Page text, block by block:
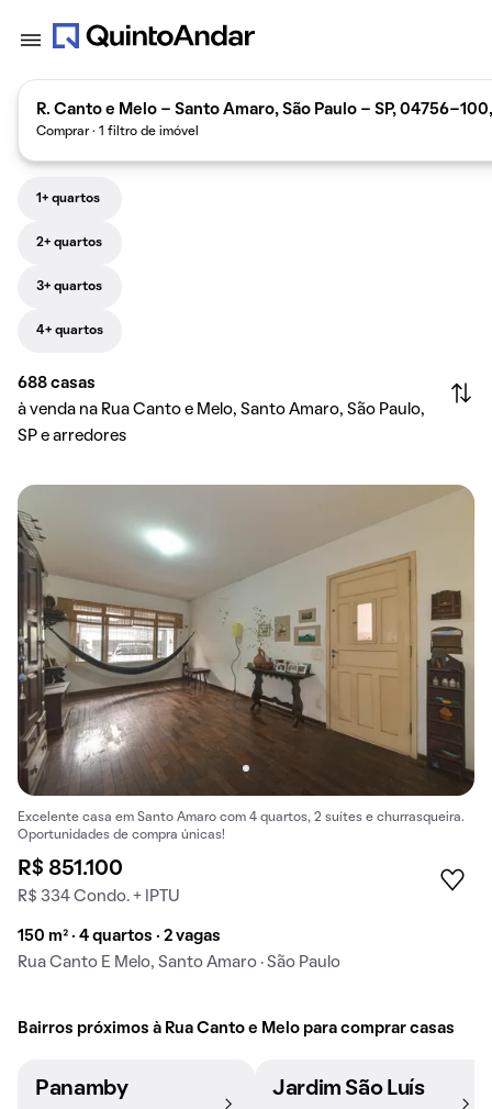
R. Canto e Melo - Santo Amaro, São Paulo - SP, 04756-
Comprar · 1 filtro de imóvel
1+ quartos
2+ quartos
3+ quartos
4+ quartos
688 casas
à venda na Rua Canto e Melo, Santo Amaro, São Paulo,
SP e arredores
Excelente casa em Santo Amaro com 4 quartos, 2 suítes e churrasqueira.
Oportunidades de compra únicas!
R$ 851.100
R$ 334 Condo. + IPTU
150 m² · 4 quartos · 2 vagas
Rua Canto E Melo, Santo Amaro · São Paulo
Bairros próximos à Rua Canto e Melo para comprar casas
Panamby Jardim São Luís